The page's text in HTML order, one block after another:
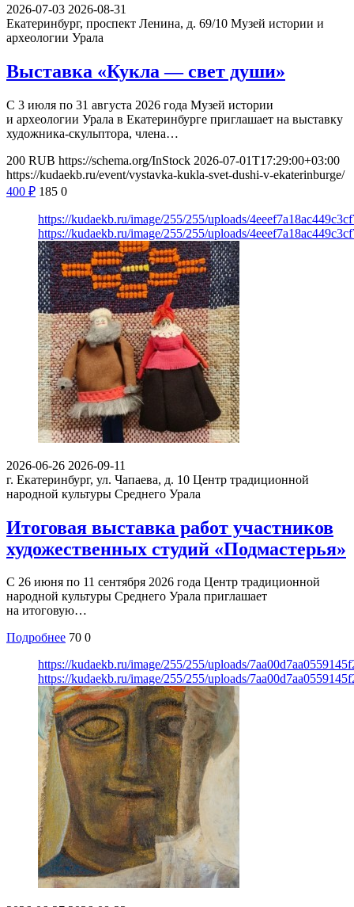
2026-07-03 2026-08-31
Екатеринбург, проспект Ленина, д. 69/10 Музей истории и
археологии Урала
Выставка «Кукла — свет души»
С 3 июля по 31 августа 2026 года Музей истории
и археологии Урала в Екатеринбурге приглашает на выставку
художника-скульптора, члена…
200 RUB https://schema.org/InStock 2026-07-01T17:29:00+03:00
https://kudaekb.ru/event/vystavka-kukla-svet-dushi-v-ekaterinburge/
400 ₽ 185 0
https://kudaekb.ru/image/255/255/uploads/
https://kudaekb.ru/image/255/255/uploads/
2026-06-26 2026-09-11
г. Екатеринбург, ул. Чапаева, д. 10 Центр традиционной
народной культуры Среднего Урала
Итоговая выставка работ участников
художественных студий «Подмастерья»
С 26 июня по 11 сентября 2026 года Центр традиционной
народной культуры Среднего Урала приглашает
на итоговую…
Подробнее 70 0
https://kudaekb.ru/image/255/255/uploads/
https://kudaekb.ru/image/255/255/uploads/